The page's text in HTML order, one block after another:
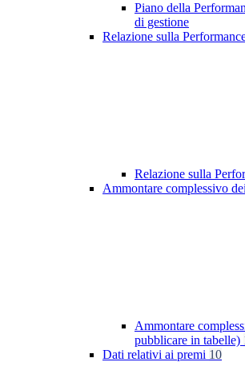
Piano della
di gestione
Relazione sulla
Relazione sulla
Ammontare complessivo
Ammontare
pubblicare in tabelle)
Dati relativi ai premi 10